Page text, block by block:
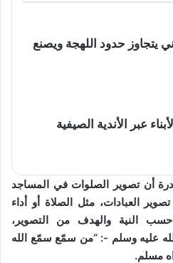
يتجاوز حدود اللهجة ويصنع
عبر الأندية الصيفية
أن تصوير الصلوات في المساجد
العبادات، مثل الصلاة أو أداء
النية والهدف من التصوير،
عليه وسلم -: “من سمّع سمّع الله
مسلم.